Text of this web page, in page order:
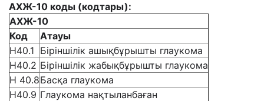
АХЖ-10 коды (кодтары):
АХЖ-10
Код
Атауы
H40.1 Біріншілік ашықбұрышты глаукома
Н40.2 Біріншілік жабықбұрышты глаукома
Н 40.8Басқа глаукома
Н40.9 Глаукома нақтыланбаған